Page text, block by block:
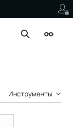
Поиск
Инструменты